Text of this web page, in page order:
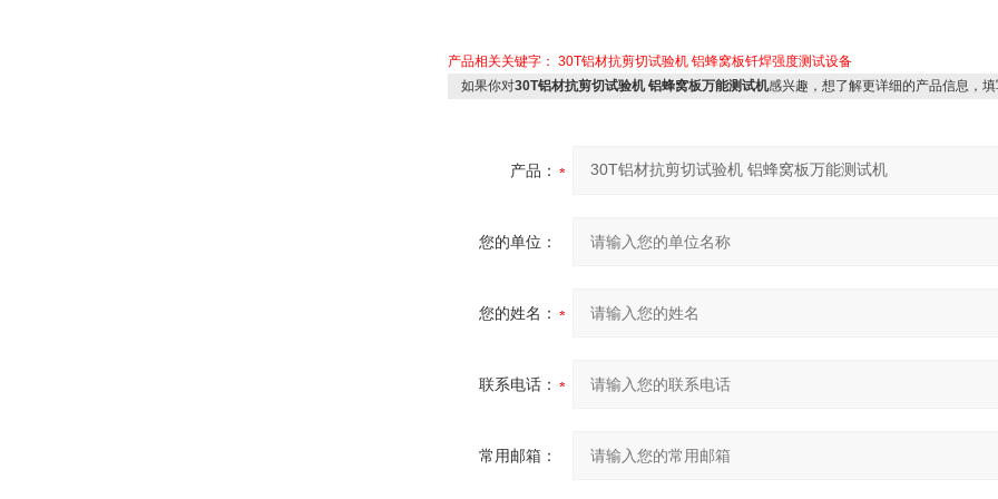
产品相关关键字： 30T铝材抗剪切试验机 铝蜂窝板钎焊强度测试设备
如果你对30T铝材抗剪切试验机 铝蜂窝板万能测试机感兴趣，想了解更详细的产品信息，
产品：
您的单位：
您的姓名：
联系电话：
常用邮箱：